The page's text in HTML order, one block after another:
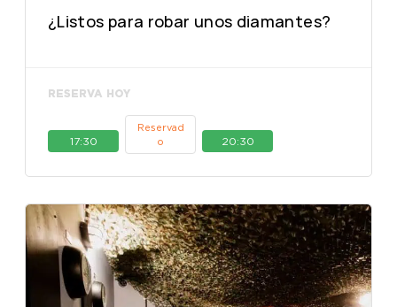
¿Listos para robar unos diamantes?
RESERVA HOY
17:30
Reservad
o
20:30